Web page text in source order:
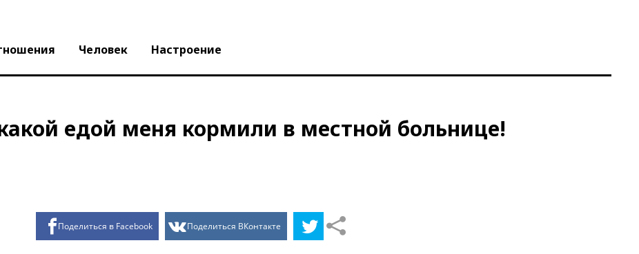
Человек Настроение
едой меня кормили в местной больнице!
Поделиться в Facebook Поделиться ВКонтакте